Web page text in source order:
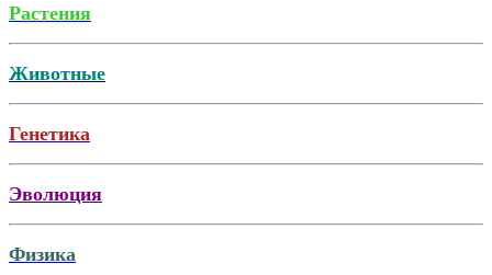
Растения
Животные
Генетика
Эволюция
Физика